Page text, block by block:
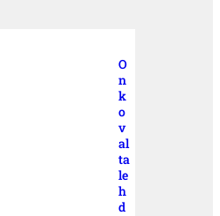
O
n
k
o
v
al
ta
le
h
d